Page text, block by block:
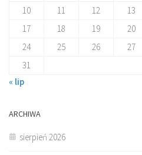
10
11 12 13
17
18 19 20
24
25 26 27
31
« lip
ARCHIWA
sierpień 2026